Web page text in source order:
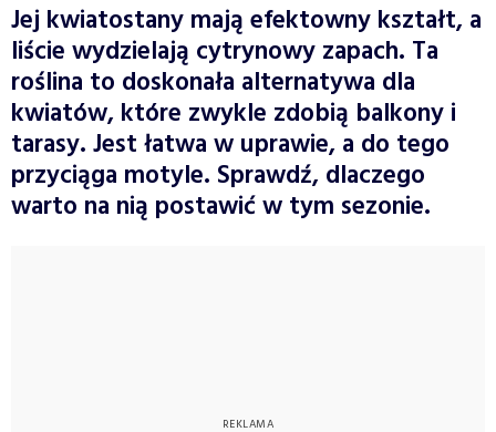
Jej kwiatostany mają efektowny kształt, a
liście wydzielają cytrynowy zapach. Ta
roślina to doskonała alternatywa dla
kwiatów, które zwykle zdobią balkony i
tarasy. Jest łatwa w uprawie, a do tego
przyciąga motyle. Sprawdź, dlaczego
warto na nią postawić w tym sezonie.